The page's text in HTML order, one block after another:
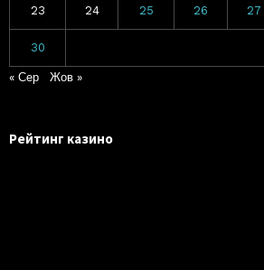
23 24 25 26 27
30
« Сер Жов »
Рейтинг казино